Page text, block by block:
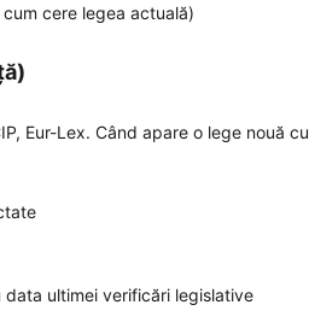
cere legea actuală)
Eur-Lex. Când apare o lege nouă cu
data ultimei verificări legislative